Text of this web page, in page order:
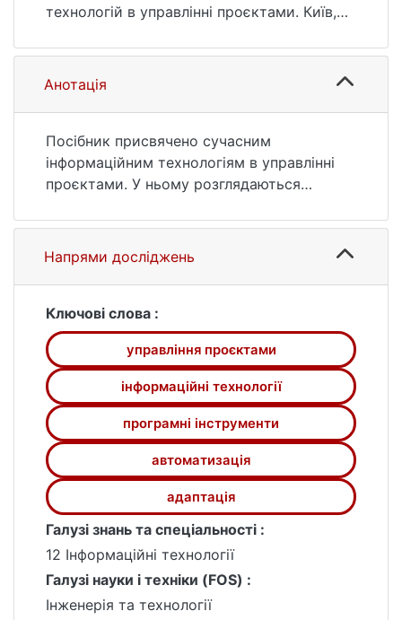
технологій в управлінні проєктами. Київ,
https://ir.library.knu.ua/handle/15071834/682
4 (дата звернення: 25.07.2026).
Анотація
Посібник присвячено сучасним
інформаційним технологіям в управлінні
проєктами. У ньому розглядаються
Uspacy, monday.com, Smartsheet, та Online
Gantt), що забезпечують ефективне
планування, моніторинг і автоматизацію
приділяється викликам впровадження ІТ-
рішень, необхідності підготовки персоналу
та адаптації організаційної культури.
Навчальний посібник підготовлений для
здобувачів третього (освітньо-наукового)
рівня вищої освіти «Доктор філософії» за
спеціальністю F3(122) «Комп’ютерні
науки».
Напрями досліджень
Ключові слова :
управління проєктами
інформаційні технології
програмні інструменти
автоматизація
адаптація
Галузі знань та спеціальності :
12 Інформаційні технології
Галузі науки і техніки (FOS) :
Інженерія та технології